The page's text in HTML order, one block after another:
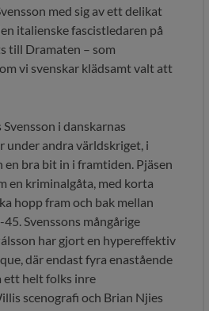
med sig av ett delikat
italienske fascistledaren på
till Dramaten – som
vi svenskar klädsamt valt att
Svensson i danskarnas
under andra världskriget, i
en bra bit in i framtiden. Pjäsen
en kriminalgåta, med korta
hopp fram och bak mellan
Svenssons mångårige
har gjort en hypereffektiv
där endast fyra enastående
ett helt folks inre
scenografi och Brian Njies